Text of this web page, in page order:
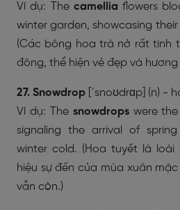
Ví dụ: The camellia flowers
winter garden, showcasing
(Các bông hoa trà nở rất tinh
đông, thể hiện vẻ đẹp và
27. Snowdrop [ˈsnoʊdrɑp] (n) -
Ví dụ: The snowdropswere the
signaling the arrival of
winter cold. (Hoa tuyết là
hiệu sự đến của mùa xuân
vẫn còn.)